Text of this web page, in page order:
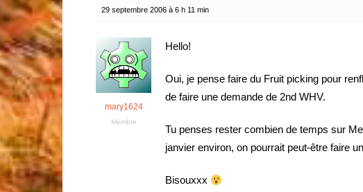
29 septembre 2006 à 6 h 11 min
mary1624
Membre
Hello!
Oui, je pense faire du Fruit picking pour
de faire une demande de 2nd WHV.
Tu penses rester combien de temps sur
janvier environ, on pourrait peut-être faire
Bisouxxx